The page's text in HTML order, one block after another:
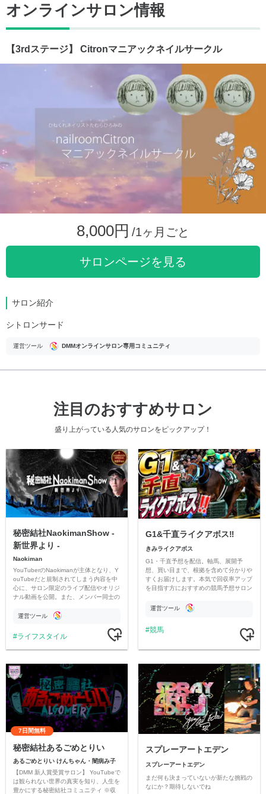
オンラインサロン情報
【3rdステージ】 Citronマニアックネイルサークル
8,000円 /1ヶ月ごと
サロンページを見る
サロン紹介
シトロンサード
運営ツール DMMオンラインサロン専用コミュニティ
注目のおすすめサロン
盛り上がっている人気のサロンをピックアップ！
秘密結社NaokimanShow -
新世界より -
Naokiman
YouTuberのNaokimanが主体となり、Y
ouTubeだと規制されてしまう内容を中
心に、サロン限定のライブ配信やオリジ
ナル動画を公開。また、メンバー同士の
ただいています。
運営ツール
ライフスタイル
G1&千直ライクアボス‼️
きみライクアボス
G1・千直予想を配信。軸馬、展開予
想、買い目まで、根拠を含めて分かりや
すくお届けします。本気で回収率アップ
を目指す方におすすめの競馬予想サロン
運営ツール
競馬
7日間無料
秘密結社あるごめとりい
あるごめとりい けんちゃん・闇病み子
【DMM 新人賞受賞サロン】 YouTubeで
は観られない世界の真実を知り、人生を
豊かにする秘密結社コミュニティ ※収
スプレーアートエデン
スプレーアートエデン
まだ何も決まっていないが新たな挑戦の
なにか？期待しないでね